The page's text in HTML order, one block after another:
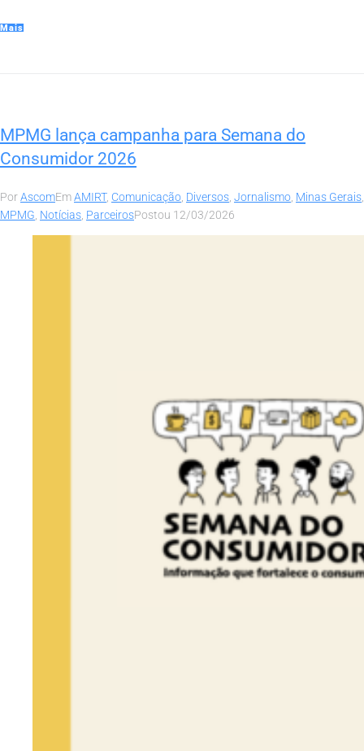
Mais
MPMG lança campanha para Semana do
Consumidor 2026
PorAscomEmAMIRT, Comunicação, Diversos, Jornalismo, Minas Gerais,
MPMG, Notícias, ParceirosPostou 12/03/2026